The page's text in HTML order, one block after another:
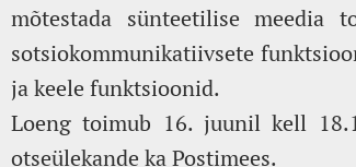
mõtestada sünteetilise meedia
sotsiokommunikatiivsete
ja keele funktsioonid.
Loeng toimub 16. juunil kell
otseülekande kaPostimees.